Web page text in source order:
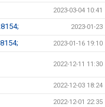
2023-03-04 10:41
2023-01-23
2023-01-16 19:10
2022-12-11 11:30
2022-12-03 18:24
2022-12-01 22:35